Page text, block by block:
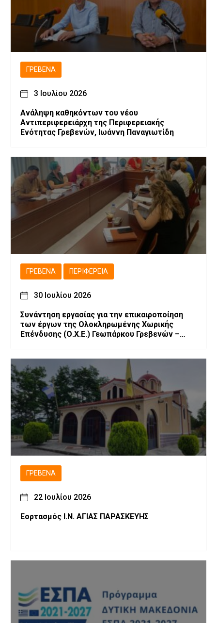
ΓΡΕΒΕΝΆ
3 Ιουλίου 2026
Ανάληψη καθηκόντων του νέου
Αντιπεριφερειάρχη της Περιφερειακής
Ενότητας Γρεβενών, Ιωάννη Παναγιωτίδη
ΓΡΕΒΕΝΆ ΠΕΡΙΦΈΡΕΙΑ
30 Ιουλίου 2026
Συνάντηση εργασίας για την επικαιροποίηση
των έργων της Ολοκληρωμένης Χωρικής
Επένδυσης (Ο.Χ.Ε.) Γεωπάρκου Γρεβενών –
ΓΡΕΒΕΝΆ
22 Ιουλίου 2026
Εορτασμός Ι.Ν. ΑΓΙΑΣ ΠΑΡΑΣΚΕΥΗΣ